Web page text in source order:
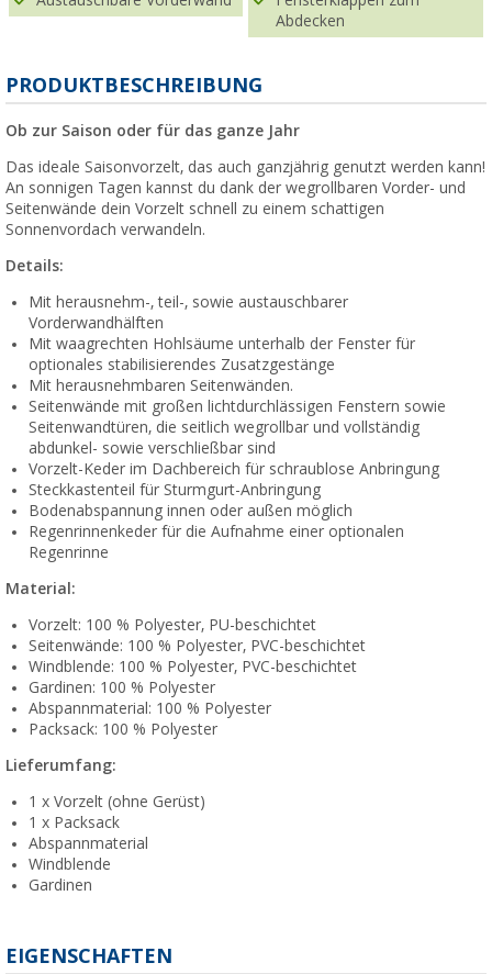
Abdecken
PRODUKTBESCHREIBUNG
Ob zur Saison oder für das ganze Jahr
Das ideale Saisonvorzelt, das auch ganzjährig genutzt werden kann!
An sonnigen Tagen kannst du dank der wegrollbaren Vorder- und
Seitenwände dein Vorzelt schnell zu einem schattigen
Sonnenvordach verwandeln.
Details:
Mit herausnehm-, teil-, sowie austauschbarer
Vorderwandhälften
Mit waagrechten Hohlsäume unterhalb der Fenster für
optionales stabilisierendes Zusatzgestänge
Mit herausnehmbaren Seitenwänden.
Seitenwände mit großen lichtdurchlässigen Fenstern sowie
Seitenwandtüren, die seitlich wegrollbar und vollständig
abdunkel- sowie verschließbar sind
Vorzelt-Keder im Dachbereich für schraublose Anbringung
Steckkastenteil für Sturmgurt-Anbringung
Bodenabspannung innen oder außen möglich
Regenrinnenkeder für die Aufnahme einer optionalen
Regenrinne
Material:
Vorzelt: 100 % Polyester, PU-beschichtet
Seitenwände: 100 % Polyester, PVC-beschichtet
Windblende: 100 % Polyester, PVC-beschichtet
Gardinen: 100 % Polyester
Abspannmaterial: 100 % Polyester
Packsack: 100 % Polyester
Lieferumfang:
1 x Vorzelt (ohne Gerüst)
1 x Packsack
Abspannmaterial
Windblende
Gardinen
EIGENSCHAFTEN